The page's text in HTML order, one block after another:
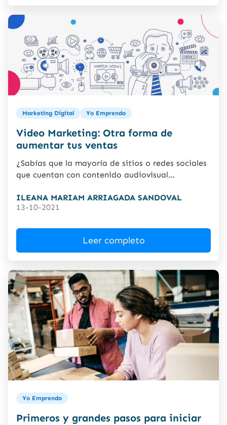
Marketing Digital Yo Emprendo
Video Marketing: Otra forma de
aumentar tus ventas
¿Sabías que la mayoría de sitios o redes sociales
que cuentan con contenido audiovisual
ILEANA MARIAM ARRIAGADA SANDOVAL
13-10-2021
Leer completo
Yo Emprendo
Primeros y grandes pasos para iniciar